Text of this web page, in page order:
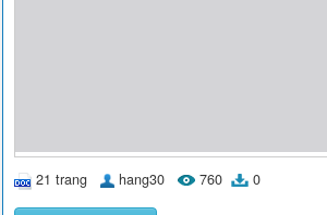
21 trang hang30 760 0